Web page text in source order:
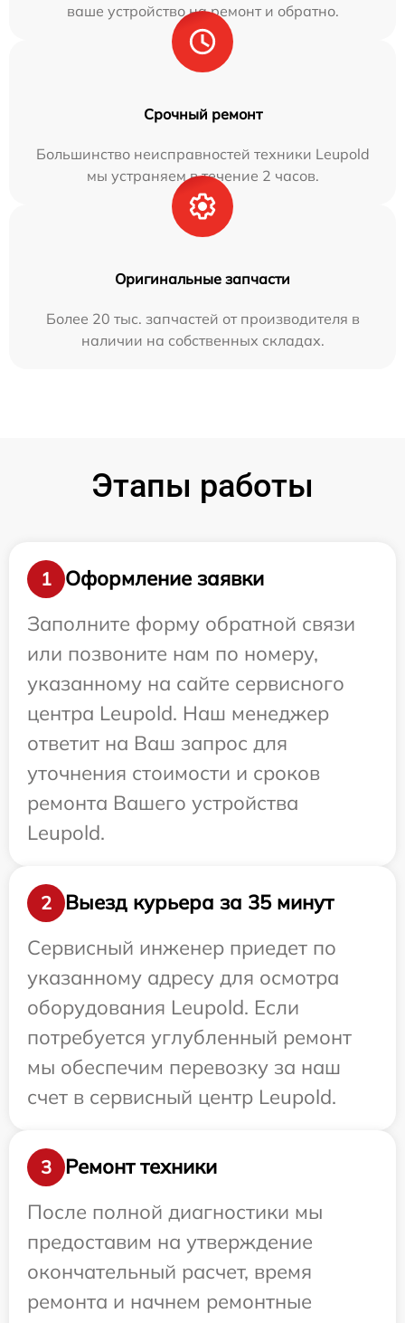
ваше устройство на ремонт и обратно.
Срочный ремонт
Большинство неисправностей техники Leupold
мы устраняем в течение 2 часов.
Оригинальные запчасти
Более 20 тыс. запчастей от производителя в
наличии на собственных складах.
Этапы работы
1
Оформление заявки
Заполните форму обратной связи
или позвоните нам по номеру,
указанному на сайте сервисного
центра Leupold. Наш менеджер
ответит на Ваш запрос для
уточнения стоимости и сроков
ремонта Вашего устройства
Leupold.
2
Выезд курьера за 35 минут
Сервисный инженер приедет по
указанному адресу для осмотра
оборудования Leupold. Если
потребуется углубленный ремонт
мы обеспечим перевозку за наш
счет в сервисный центр Leupold.
3
Ремонт техники
После полной диагностики мы
предоставим на утверждение
окончательный расчет, время
ремонта и начнем ремонтные